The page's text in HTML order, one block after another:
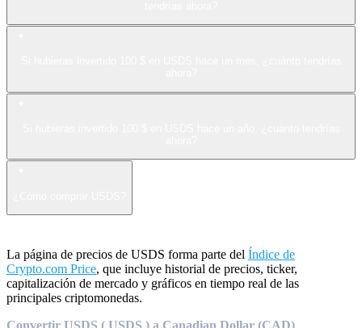
La página de precios de USDS forma parte del Índice de
Crypto.com Price, que incluye historial de precios, ticker,
capitalización de mercado y gráficos en tiempo real de las
principales criptomonedas.
Convertir USDS ( USDS ) a Canadian Dollar (CAD)